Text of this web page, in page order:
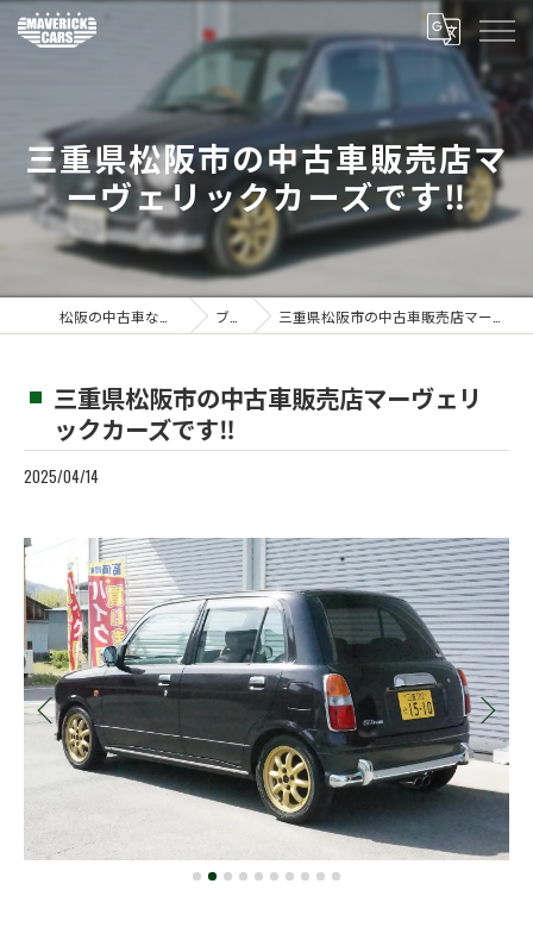
三重県松阪市の中古車販売店マ
ーヴェリックカーズです‼️
ブログ 三重県松阪市の中古車販売店マーヴェリックカーズです‼️
三重県松阪市の中古車販売店マーヴェリ
ックカーズです‼️
2025/04/14